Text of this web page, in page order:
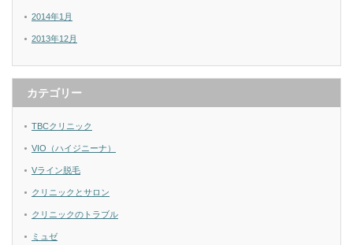
2014年1月
2013年12月
カテゴリー
TBCクリニック
VIO（ハイジニーナ）
Vライン脱毛
クリニックとサロン
クリニックのトラブル
ミュゼ